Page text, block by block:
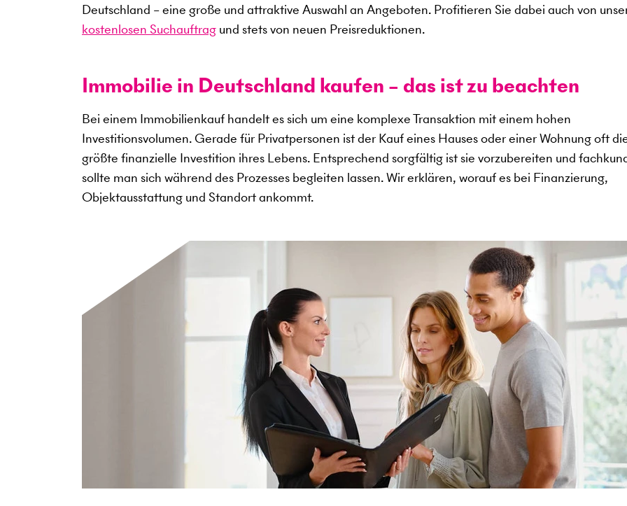
Deutschland – eine große und attraktive Auswahl an Angeboten. Profitieren Sie dabei auch von
kostenlosen Suchauftrag und stets von neuen Preisreduktionen.
Immobilie in Deutschland kaufen – das ist zu beachten
Bei einem Immobilienkauf handelt es sich um eine komplexe Transaktion mit einem hohen
Investitionsvolumen. Gerade für Privatpersonen ist der Kauf eines Hauses oder einer Wohnung oft
größte finanzielle Investition ihres Lebens. Entsprechend sorgfältig ist sie vorzubereiten und
sollte man sich während des Prozesses begleiten lassen. Wir erklären, worauf es bei Finanzierung,
Objektausstattung und Standort ankommt.